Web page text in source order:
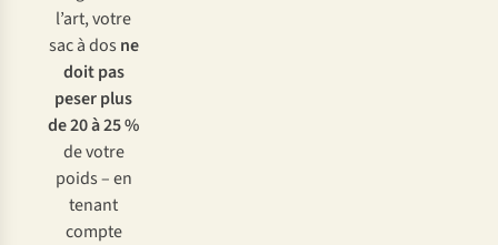
l’art, votre
sac à dos ne
doit pas
peser plus
de 20 à 25 %
de votre
poids – en
tenant
compte